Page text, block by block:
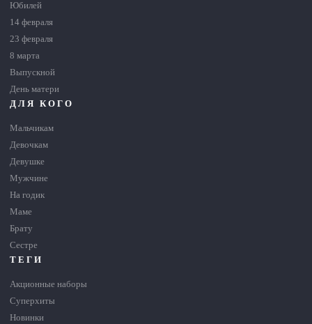
Юбилей
14 февраля
23 февраля
8 марта
Выпускной
День матери
ДЛЯ КОГО
Мальчикам
Девочкам
Девушке
Мужчине
На годик
Маме
Брату
Сестре
ТЕГИ
Акционные наборы
Суперхиты
Новинки